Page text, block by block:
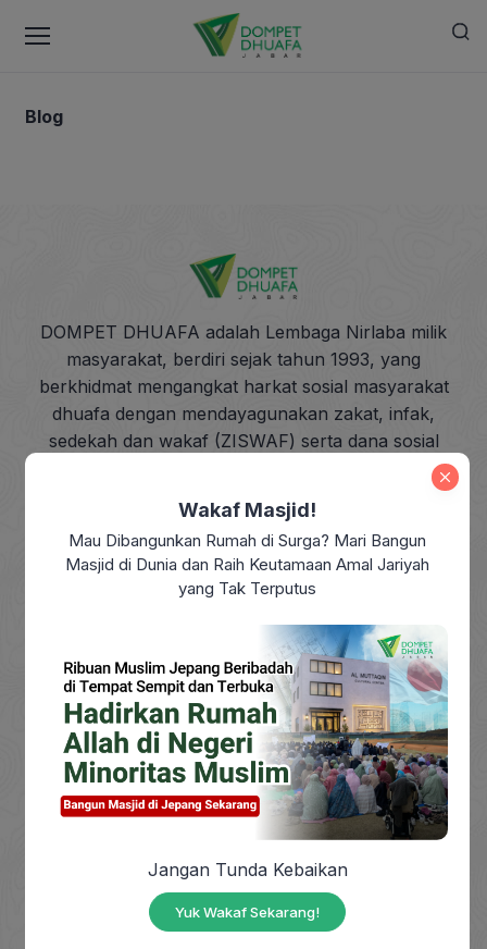
Blog
DOMPET DHUAFA adalah Lembaga Nirlaba milik
masyarakat, berdiri sejak tahun 1993, yang
berkhidmat mengangkat harkat sosial masyarakat
dhuafa dengan mendayagunakan zakat, infak,
sedekah dan wakaf (ZISWAF) serta dana sosial
Tentang Kami
Sejarah
Visi & Misi
Struktur Organisasi
Kantor Layanan Program Cirebon
Butuh Bantuan?
Help Center
Wakaf Masjid!
Mau Dibangunkan Rumah di Surga? Mari Bangun
Masjid di Dunia dan Raih Keutamaan Amal Jariyah
yang Tak Terputus
Jangan Tunda Kebaikan
Yuk Wakaf Sekarang!